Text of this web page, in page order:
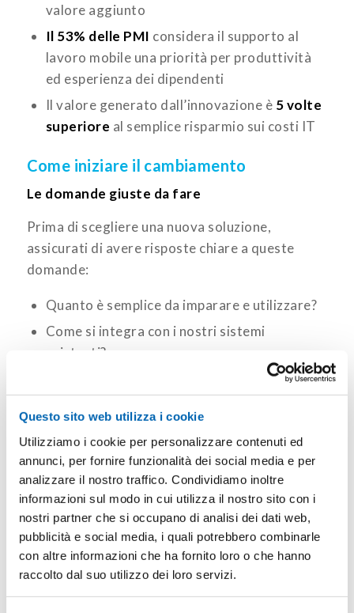
Questo sito web utilizza i cookie
Utilizziamo i cookie per personalizzare contenuti ed
annunci, per fornire funzionalità dei social media e per
analizzare il nostro traffico. Condividiamo inoltre
informazioni sul modo in cui utilizza il nostro sito con i
nostri partner che si occupano di analisi dei dati web,
pubblicità e social media, i quali potrebbero combinarle
con altre informazioni che ha fornito loro o che hanno
raccolto dal suo utilizzo dei loro servizi.
valore aggiunto
Il 53% delle PMI considera il supporto al
lavoro mobile una priorità per produttività
ed esperienza dei dipendenti
Il valore generato dall’innovazione è 5 volte
superiore al semplice risparmio sui costi IT
Come iniziare il cambiamento
Le domande giuste da fare
Prima di scegliere una nuova soluzione,
assicurati di avere risposte chiare a queste
domande:
Quanto è semplice da imparare e utilizzare?
Come si integra con i nostri sistemi
esistenti?
Quali sono i costi reali dopo il primo anno?
aggiornamenti?
Investire nel futuro della tua azienda
Cambiare il software contabile non è solo una
questione tecnologica, è una decisione
strategica che può trasformare il modo in cui
gestisci la tua attività. Con Microsoft Dynamics